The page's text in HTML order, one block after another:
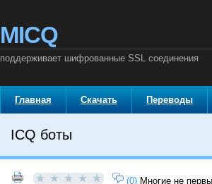
MICQ
поддерживает шифрованные SSL соединения
Главная Скачать Переводы
ICQ боты
(0) Многие не